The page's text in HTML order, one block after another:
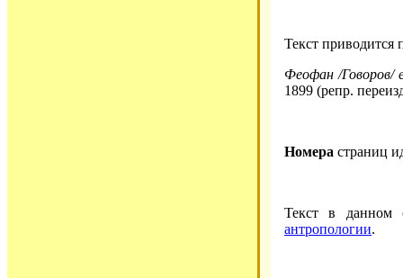
Текст приводится
Феофан /Говоров/
1899 (репр.
Номера страниц
Текст в
антропологии.